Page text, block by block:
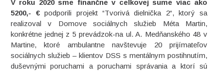
V roku 2020 sme finančne v celkovej sume viac ako
5200,- €podporili projekt “Tvorivá dielnička 2“, ktorý sa
realizoval v Domove sociálnych služieb Méta Martin,
konkrétne jednej z 5 prevádzok-na ul. A. Medňanského 48 v
Martine, ktoré ambulantne navštevuje 20 prijímateľov
sociálnych služieb – klientov DSS s mentálnym postihnutím,
duševnými poruchami a poruchami správania a ktorí sú